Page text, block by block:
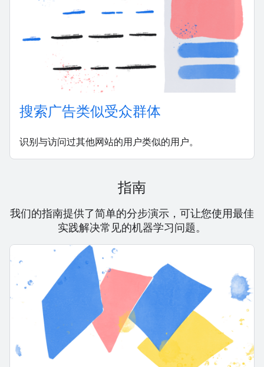
搜索广告类似受众群体
识别与访问过其他网站的用户类似的用户。
指南
我们的指南提供了简单的分步演示，可让您使用最佳
实践解决常见的机器学习问题。